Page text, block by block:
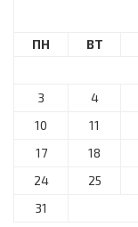
ПН ВТ
3
4
10
11
17
18
24
25
31